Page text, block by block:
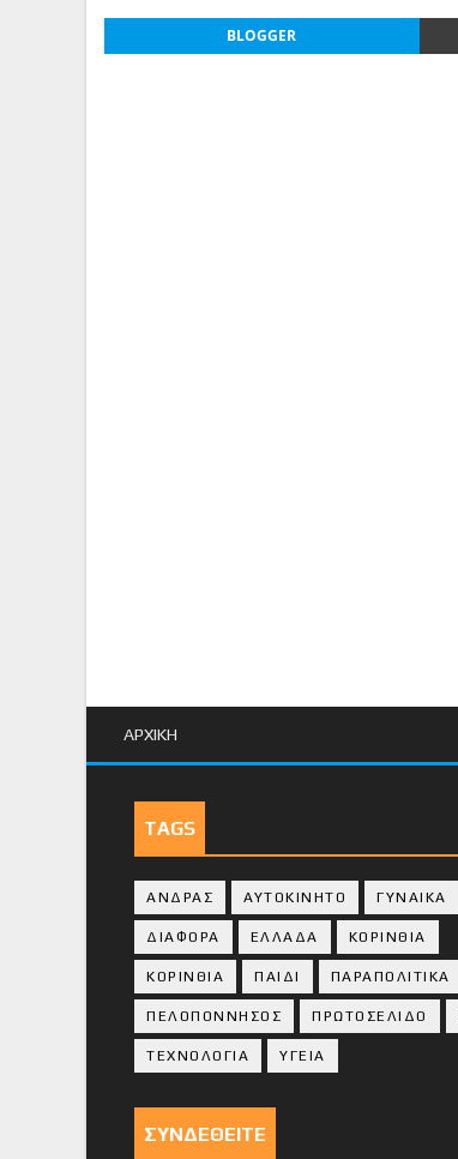
BLOGGER
ΑΡΧΙΚΗ
TAGS
ΑΝΔΡΑΣ ΑΥΤΟΚΙΝΗΤΟ ΓΥΝΑΙΚΑ
ΔΙΑΦΟΡΑ ΕΛΛΑΔΑ ΚΟΡΙΝΘΙΑ
ΚΟΡΙΝΘΙA ΠΑΙΔΙ ΠΑΡΑΠΟΛΙΤΙΚΑ
ΠΕΛΟΠΟΝΝΗΣΟΣ ΠΡΩΤΟΣΕΛΙΔΟ
ΤΕΧΝΟΛΟΓΙΑ ΥΓΕΙΑ
ΣΥΝΔΕΘΕΙΤΕ